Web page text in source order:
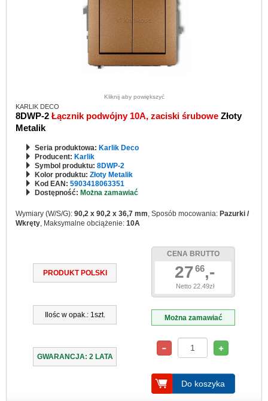
Kliknij aby powiększyć
KARLIK DECO
8DWP-2 Łącznik podwójny 10A, zaciski śrubowe Złoty
Metalik
Seria produktowa: Karlik Deco
Producent: Karlik
Symbol produktu: 8DWP-2
Kolor produktu: Złoty Metalik
Kod EAN: 5903418063351
Dostępność: Można zamawiać
Wymiary (W/S/G): 90,2 x 90,2 x 36,7 mm, Sposób mocowania: Pazurki /
Wkręty, Maksymalne obciążenie: 10A
PRODUKT POLSKI
Ilośc w opak.: 1szt.
GWARANCJA: 2 LATA
CENA BRUTTO
2766,-
Netto 22.49zł
Można zamawiać
Do koszyka